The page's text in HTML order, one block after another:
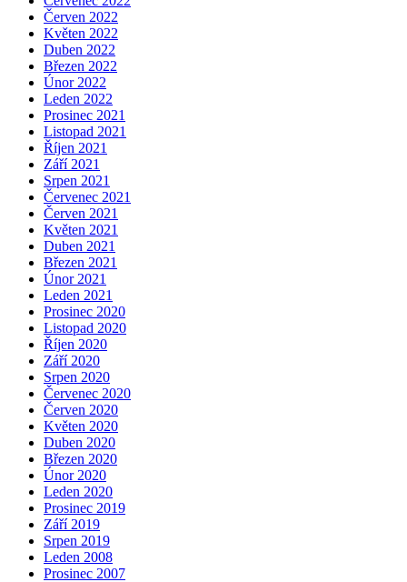
Červen 2022
Květen 2022
Duben 2022
Březen 2022
Únor 2022
Leden 2022
Prosinec 2021
Listopad 2021
Říjen 2021
Září 2021
Srpen 2021
Červenec 2021
Červen 2021
Květen 2021
Duben 2021
Březen 2021
Únor 2021
Leden 2021
Prosinec 2020
Listopad 2020
Říjen 2020
Září 2020
Srpen 2020
Červenec 2020
Červen 2020
Květen 2020
Duben 2020
Březen 2020
Únor 2020
Leden 2020
Prosinec 2019
Září 2019
Srpen 2019
Leden 2008
Prosinec 2007